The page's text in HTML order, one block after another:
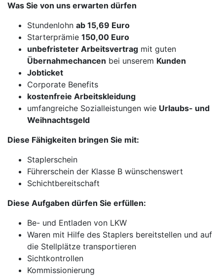
Was Sie von uns erwarten dürfen
Stundenlohn ab 15,69 Euro
Starterprämie 150,00 Euro
unbefristeter Arbeitsvertrag mit guten
Übernahmechancen bei unserem Kunden
Jobticket
Corporate Benefits
kostenfreie Arbeitskleidung
umfangreiche Sozialleistungen wie Urlaubs- und
Weihnachtsgeld
Diese Fähigkeiten bringen Sie mit:
Staplerschein
Führerschein der Klasse B wünschenswert
Schichtbereitschaft
Diese Aufgaben dürfen Sie erfüllen:
Be- und Entladen von LKW
Waren mit Hilfe des Staplers bereitstellen und auf
die Stellplätze transportieren
Sichtkontrollen
Kommissionierung